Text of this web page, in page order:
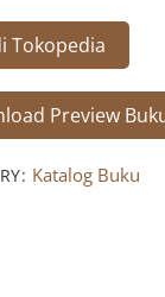
Tokopedia
Preview
Katalog Buku